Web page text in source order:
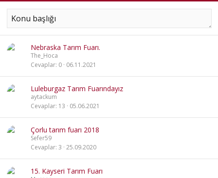
Nebraska Tarım Fuarı.
The_Hoca
Cevaplar 0 06.11.2021
Luleburgaz Tarım Fuarındayız
aytackum
Cevaplar 13 05.06.2021
Çorlu tarım fuarı 2018
Sefer59
Cevaplar 3 25.09.2020
15. Kayseri Tarım Fuarı